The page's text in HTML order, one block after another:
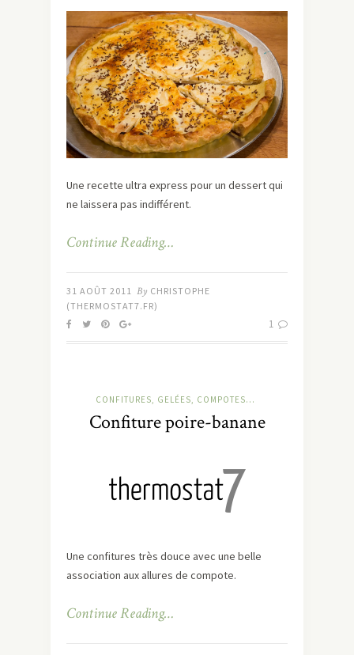
Une recette ultra express pour un dessert qui
ne laissera pas indifférent.
Continue Reading…
31 AOÛT 2011 By CHRISTOPHE
(THERMOSTAT7.FR)
1
CONFITURES, GELÉES, COMPOTES...
Confiture poire-banane
Une confitures très douce avec une belle
association aux allures de compote.
Continue Reading…